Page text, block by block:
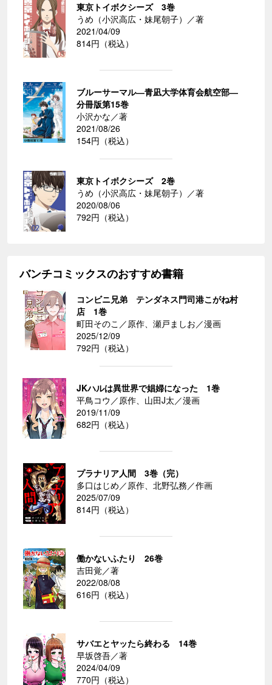
東京トイボクシーズ 3巻
うめ（小沢高広・妹尾朝子）／著
2021/04/09
814円（税込）
ブルーサーマル―青凪大学体育会航空部―
分冊版第15巻
小沢かな／著
2021/08/26
154円（税込）
東京トイボクシーズ 2巻
うめ（小沢高広・妹尾朝子）／著
2020/08/06
792円（税込）
バンチコミックスのおすすめ書籍
コンビニ兄弟 テンダネス門司港こがね村
店 1巻
町田そのこ／原作、瀬戸ましお／漫画
2025/12/09
792円（税込）
JKハルは異世界で娼婦になった 1巻
平鳥コウ／原作、山田J太／漫画
2019/11/09
682円（税込）
プラナリア人間 3巻（完）
多口はじめ／原作、北野弘務／作画
2025/07/09
814円（税込）
働かないふたり 26巻
吉田覚／著
2022/08/08
616円（税込）
サバエとヤッたら終わる 14巻
早坂啓吾／著
2024/04/09
770円（税込）